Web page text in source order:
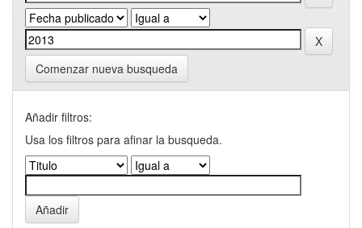
Comenzar nueva busqueda
Añadir filtros:
Usa los filtros para afinar la busqueda.